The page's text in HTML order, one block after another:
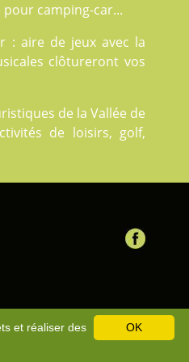
camping-car...
: aire de jeux avec la
clôtureront vos
de la Vallée de
de loisirs, golf,
OK
et réaliser des